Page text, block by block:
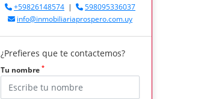
+59826148574 |
598095336037
info@inmobiliariaprospero.com.uy
¿Prefieres que te contactemos?
Tu nombre *